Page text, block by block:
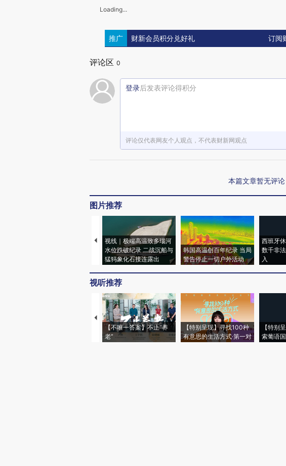
Loading...
推广 财新会员积分兑好礼 订阅
评论区 0
登录后发表评论得积分
评论仅代表网友个人观点，不代表财新网观点
本篇文章暂无评论
图片推荐
视线｜极端高温致多瑙河
水位跌破纪录 二战沉船与
猛犸象化石接连露出
韩国高温创百年纪录 当局
警告停止一切户外活动
西班牙
数千非
入
视听推荐
【不唯一答案】不止“养
老”
【特别呈现】寻找100种
有意思的生活方式·第一对
【特别
索葡语